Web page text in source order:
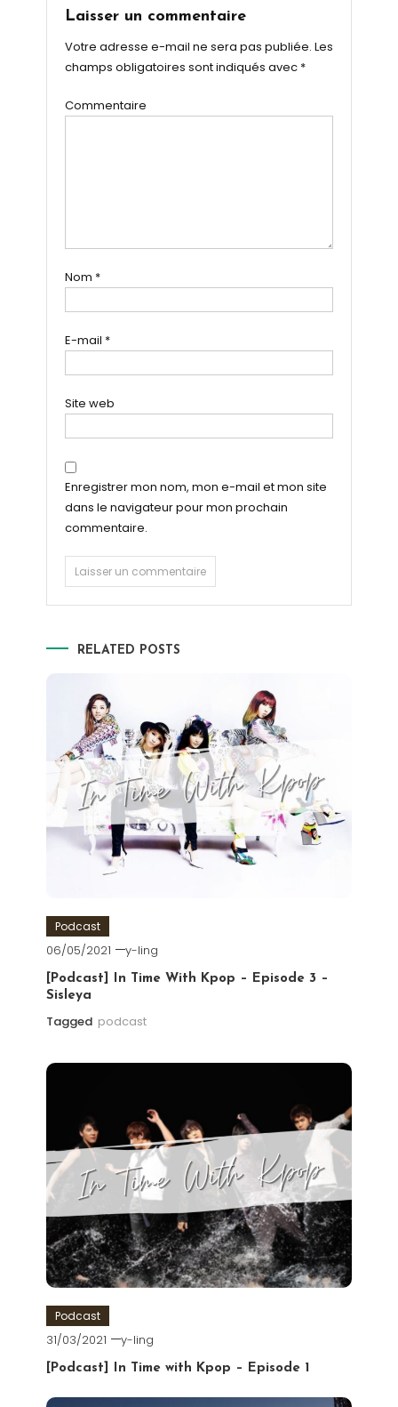
Laisser un commentaire
Votre adresse e-mail ne sera pas publiée. Les
champs obligatoires sont indiqués avec *
Commentaire
Nom *
E-mail *
Site web
Enregistrer mon nom, mon e-mail et mon site
dans le navigateur pour mon prochain
commentaire.
RELATED POSTS
Podcast
06/05/2021 y-ling
[Podcast] In Time With Kpop – Episode 3 –
Sisleya
Tagged podcast
Podcast
31/03/2021 y-ling
[Podcast] In Time with Kpop – Episode 1